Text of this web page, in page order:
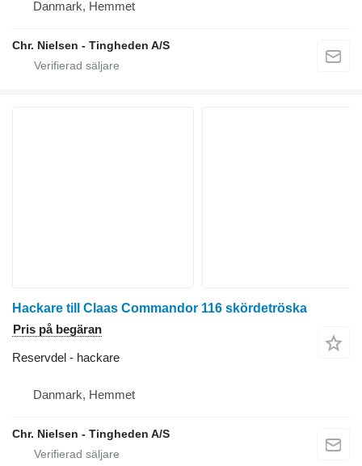
Danmark, Hemmet
Chr. Nielsen - Tingheden A/S
Hackare till Claas Commandor 116 skördetröska
Pris på begäran
Reservdel - hackare
Danmark, Hemmet
Chr. Nielsen - Tingheden A/S